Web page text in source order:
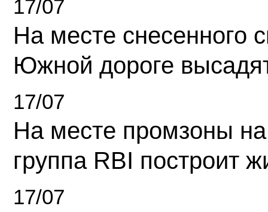
17/07
На месте снесенного
Южной дороге
17/07
На месте промзоны
группа RBI построит
17/07